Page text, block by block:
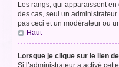
Les rangs, qui apparaissent
des cas, seul un
pas ceci et un modérateur ou
Haut
Lorsque je clique sur le lien
Si l’administrateur a activé